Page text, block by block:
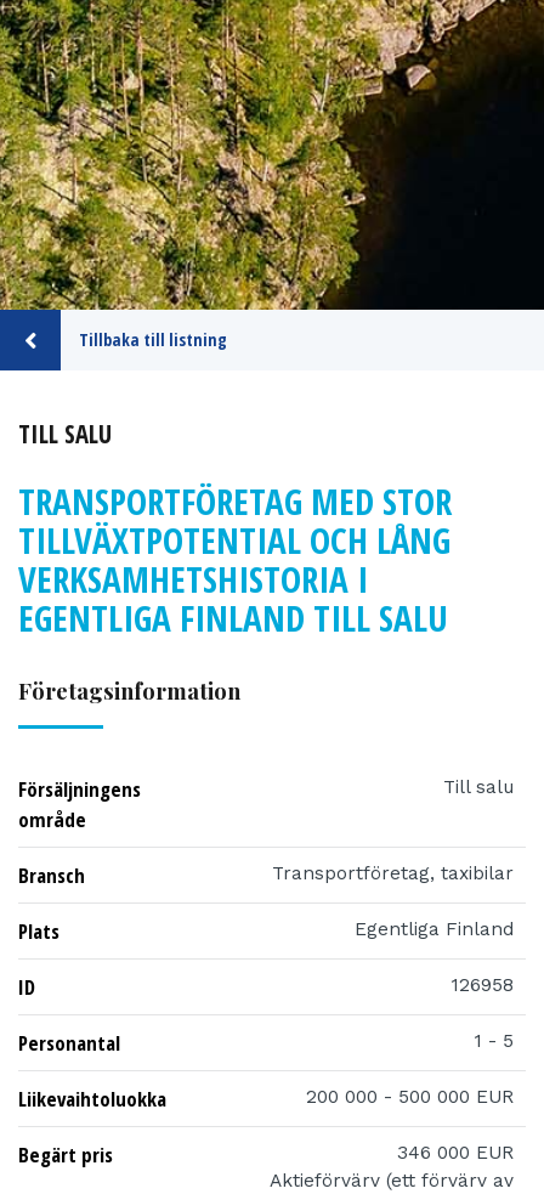
Tillbaka till listning
TILL SALU
TRANSPORTFÖRETAG MED STOR
TILLVÄXTPOTENTIAL OCH LÅNG
VERKSAMHETSHISTORIA I
EGENTLIGA FINLAND TILL SALU
Företagsinformation
Försäljningens
område
Till salu
Bransch Transportföretag, taxibilar
Plats Egentliga Finland
ID 126958
Personantal 1 - 5
Liikevaihtoluokka 200 000 - 500 000 EUR
Begärt pris
346 000 EUR
Aktieförvärv (ett förvärv av